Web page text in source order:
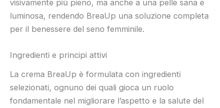
visivamente più pieno, ma anche a una pelle sana e
luminosa, rendendo BreaUp una soluzione completa
per il benessere del seno femminile.
Ingredienti e principi attivi
La crema BreaUp è formulata con ingredienti
selezionati, ognuno dei quali gioca un ruolo
fondamentale nel migliorare l’aspetto e la salute del